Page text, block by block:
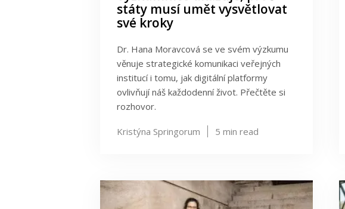
státy musí umět vysvětlovat
své kroky
Dr. Hana Moravcová se ve svém výzkumu
věnuje strategické komunikaci veřejných
institucí i tomu, jak digitální platformy
ovlivňují náš každodenní život. Přečtěte si
rozhovor.
Kristýna Springorum 5 min read